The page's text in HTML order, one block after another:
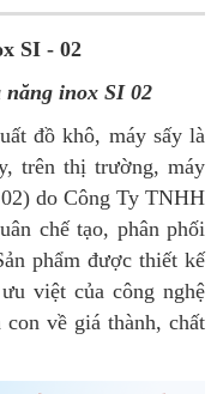
SI - 02
năng inox SI 02
đồ khô, máy sấy là
trên thị trường, máy
do Công Ty TNHH
chế tạo, phân phối
phẩm được thiết kế
việt của công nghệ
con về giá thành, chất